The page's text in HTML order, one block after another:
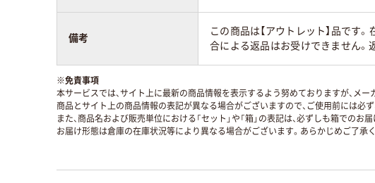
備考
この商品は【アウトレット】品です
合による返品はお受けできません。
※免責事項
本サービスでは、サイト上に最新の商品情報を表示するよう努めておりますが、メー
商品とサイト上の商品情報の表記が異なる場合がございますので、ご使用前には必
また、商品名および販売単位における「セット」や「箱」の表記は、必ずしも箱でのお
お届け形態は倉庫の在庫状況等により異なる場合がございます。あらかじめご了承く